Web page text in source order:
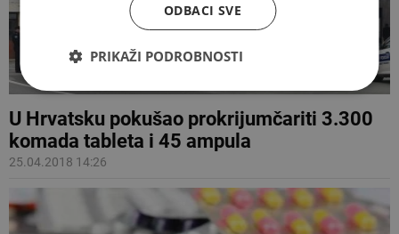
U Hrvatsku pokušao prokrijumčariti 3.300
komada tableta i 45 ampula
25.04.2018 14:26
ODBACI SVE
PRIKAŽI PODROBNOSTI